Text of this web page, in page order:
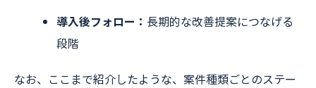
導入後フォロー： 長期的な改善提案につなげる
段階
なお、ここまで紹介したような、案件種類ごとのステー